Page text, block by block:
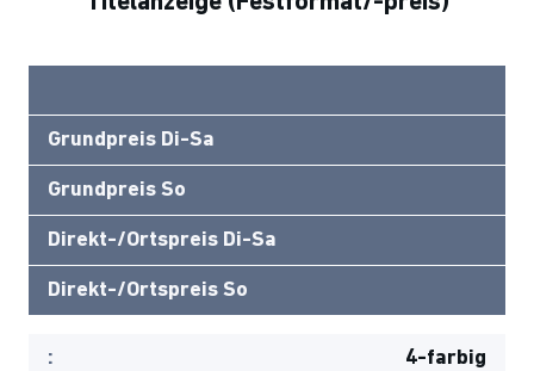
Grundpreis Di-Sa
Grundpreis So
Direkt-/Ortspreis Di-Sa
Direkt-/Ortspreis So
: 4-farbig